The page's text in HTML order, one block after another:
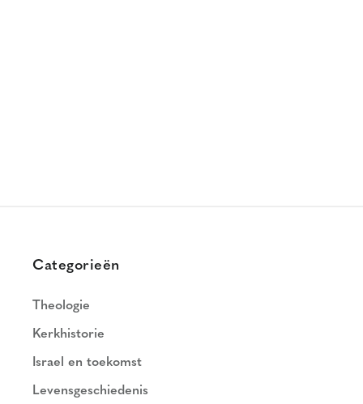
Categorieën
Theologie
Kerkhistorie
Israel en toekomst
Levensgeschiedenis